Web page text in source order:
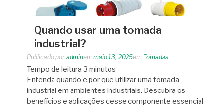
Quando usar uma tomada
industrial?
Publicado por adminem maio 13, 2025em Tomadas
Tempo de leitura 3 minutos
Entenda quando e por que utilizar uma tomada
industrial em ambientes industriais. Descubra os
benefícios e aplicações desse componente essencial